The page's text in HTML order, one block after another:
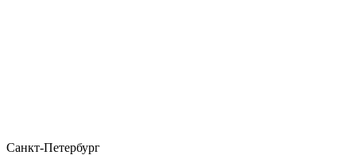
Санкт-Петербург